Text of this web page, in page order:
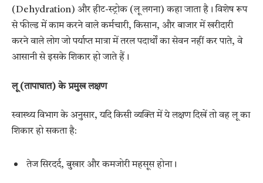
(Dehydration) और हीट-स्ट्रोक (लू लगना) कहा जाता है। विशेष रूप
से फील्ड में काम करने वाले कर्मचारी, किसान, और बाजार में खरीदारी
करने वाले लोग जो पर्याप्त मात्रा में तरल पदार्थों का सेवन नहीं कर पाते, वे
आसानी से इसके शिकार हो जाते हैं।
लू (तापाघात) के प्रमुख लक्षण
स्वास्थ्य विभाग के अनुसार, यदि किसी व्यक्ति में ये लक्षण दिखें तो वह लू का
शिकार हो सकता है:
तेज सिरदर्द, बुखार और कमजोरी महसूस होना।